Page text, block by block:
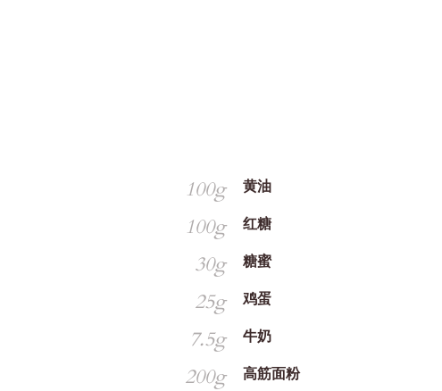
100g 黄油
100g 红糖
30g 糖蜜
25g 鸡蛋
7.5g 牛奶
200g 高筋面粉